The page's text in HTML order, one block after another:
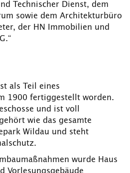
Technischer Dienst, dem
sowie dem Architekturbüro
der HN Immobilien und
als Teil eines
1900 fertiggestellt worden.
und ist voll
wie das gesamte
Wildau und steht
wurde Haus
Vorlesungsgebäude